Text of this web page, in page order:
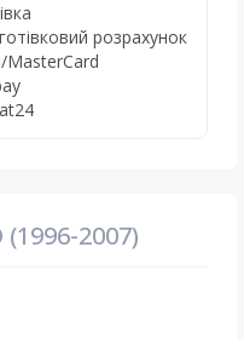
розрахунок
MasterCard
2007)